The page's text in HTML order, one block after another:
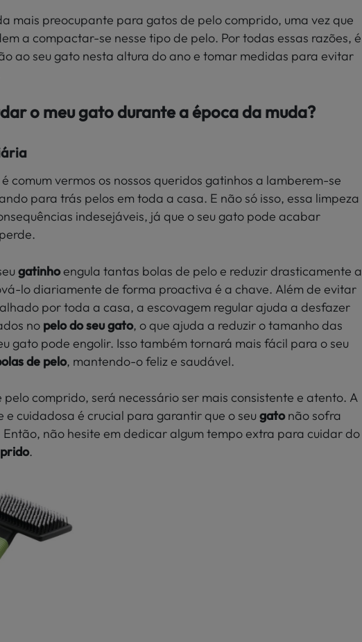
mais preocupante para gatos de pelo comprido, uma vez que
a compactar-se nesse tipo de pelo. Por todas essas razões, é
ao seu gato nesta altura do ano e tomar medidas para evitar
o meu gato durante a época da muda?
comum vermos os nossos queridos gatinhos a lamberem-se
para trás pelos em toda a casa. E não só isso, essa limpeza
indesejáveis, já que o seu gato pode acabar
gatinhoengula tantas bolas de pelo e reduzir drasticamente a
lo diariamente de forma proactiva é a chave. Além de evitar
por toda a casa, a escovagem regular ajuda a desfazer
no pelo do seu gato, o que ajuda a reduzir o tamanho das
gato pode engolir. Isso também tornará mais fácil para o seu
de pelo, mantendo-o feliz e saudável.
pelo comprido, será necessário ser mais consistente e atento. A
e cuidadosa é crucial para garantir que o seu gatonão sofra
Então, não hesite em dedicar algum tempo extra para cuidar do
.